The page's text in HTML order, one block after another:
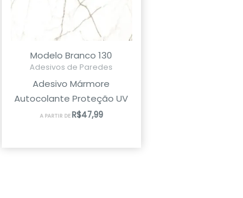
Modelo Branco 130
Adesivos de Paredes
Adesivo Mármore
Autocolante Proteção UV
A PARTIR DER$47,99